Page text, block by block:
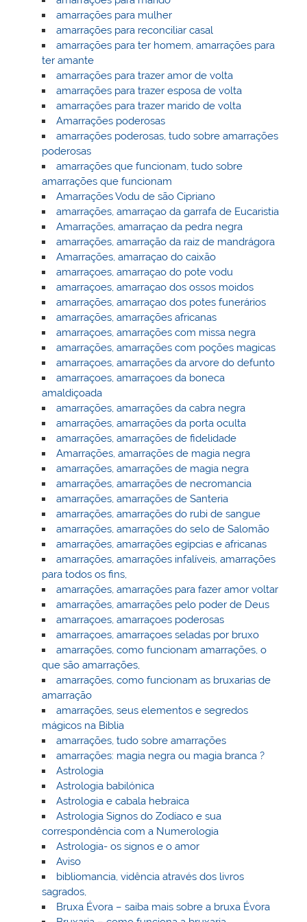
amarrações para mulher
amarrações para reconciliar casal
amarrações para ter homem, amarrações para
ter amante
amarrações para trazer amor de volta
amarrações para trazer esposa de volta
amarrações para trazer marido de volta
Amarrações poderosas
amarrações poderosas, tudo sobre amarrações
poderosas
amarrações que funcionam, tudo sobre
amarrações que funcionam
Amarrações Vodu de são Cipriano
amarrações, amarraçao da garrafa de Eucaristia
Amarrações, amarraçao da pedra negra
amarrações, amarração da raiz de mandrágora
Amarrações, amarraçao do caixão
amarraçoes, amarraçao do pote vodu
amarraçoes, amarraçao dos ossos moidos
amarrações, amarraçao dos potes funerários
amarrações, amarrações africanas
amarraçoes, amarrações com missa negra
amarrações, amarrações com poções magicas
amarraçoes, amarrações da arvore do defunto
amarraçoes, amarraçoes da boneca
amaldiçoada
amarrações, amarrações da cabra negra
amarrações, amarrações da porta oculta
amarrações, amarrações de fidelidade
Amarrações, amarrações de magia negra
amarrações, amarrações de magia negra
amarrações, amarrações de necromancia
amarrações, amarrações de Santeria
amarrações, amarrações do rubi de sangue
amarrações, amarrações do selo de Salomão
amarrações, amarrações egípcias e africanas
amarrações, amarrações infalíveis, amarrações
para todos os fins,
amarrações, amarrações para fazer amor voltar
amarrações, amarrações pelo poder de Deus
amarraçoes, amarraçoes poderosas
amarraçoes, amarraçoes seladas por bruxo
amarrações, como funcionam amarrações, o
que são amarrações,
amarrações, como funcionam as bruxarias de
amarração
amarrações, seus elementos e segredos
mágicos na Biblia
amarrações, tudo sobre amarrações
amarrações: magia negra ou magia branca ?
Astrologia
Astrologia babilónica
Astrologia e cabala hebraica
Astrologia Signos do Zodíaco e sua
correspondência com a Numerologia
Astrologia- os signos e o amor
Aviso
bibliomancia, vidência através dos livros
sagrados,
Bruxa Évora – saiba mais sobre a bruxa Évora